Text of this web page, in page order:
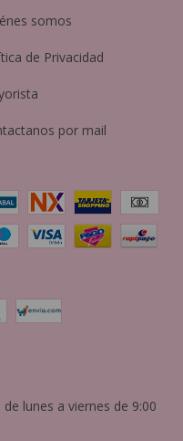
somos
de Privacidad
por mail
lunes a viernes de 9:00